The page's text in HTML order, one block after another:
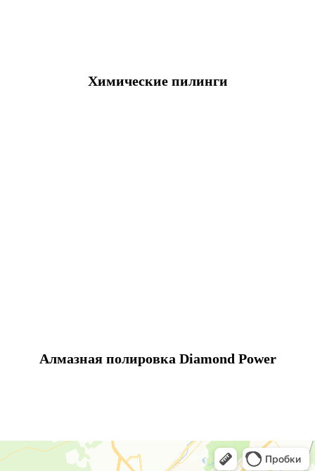
Химические пилинги
Алмазная полировка Diamond Power